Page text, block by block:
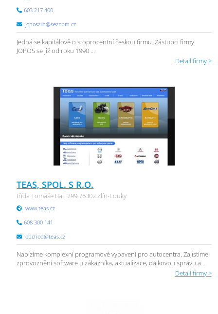
603 217 400
joposzlin@seznam.cz
Jedná se kapitálově o stoprocentní českou firmu. Zástupci firmy
JOPOS se již od roku 1990 ...
Detail firmy >
TEAS, SPOL. S R.O.
třída Tomáše Bati 299 76302 Zlín-Louky
www.teas.cz
608 300 141
obchod@teas.cz
Nabízíme komplexní programové vybavení pro autocentra. Zajistíme
zprovoznění software u zákazníka, aktualizace, dálkovou správu a ...
Detail firmy >